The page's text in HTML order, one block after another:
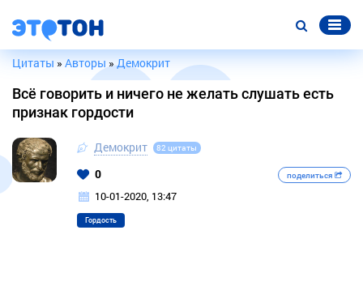
Цитаты » Авторы »Демокрит
Всё говорить и ничего не желать слушать есть
признак гордости
Демокрит 82 цитаты
0 поделиться
10-01-2020, 13:47
Гордость